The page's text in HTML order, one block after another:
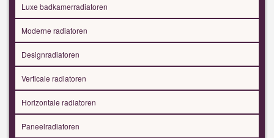
Luxe badkamerradiatoren
Moderne radiatoren
Designradiatoren
Verticale radiatoren
Horizontale radiatoren
Paneelradiatoren